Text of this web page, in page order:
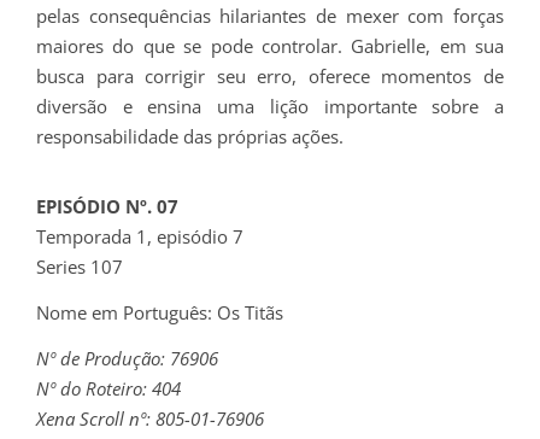
pelas consequências hilariantes de mexer com forças
maiores do que se pode controlar. Gabrielle, em sua
busca para corrigir seu erro, oferece momentos de
diversão e ensina uma lição importante sobre a
responsabilidade das próprias ações.
EPISÓDIO Nº. 07
Temporada 1, episódio 7
Series 107
Nome em Português: Os Titãs
Nº de Produção: 76906
Nº do Roteiro: 404
Xena Scroll nº: 805-01-76906